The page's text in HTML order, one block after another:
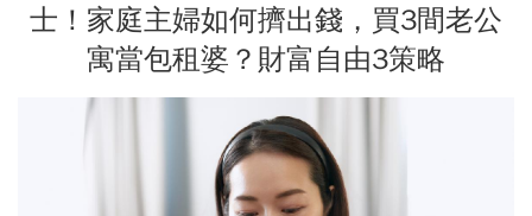
士！家庭主婦如何擠出錢，買3間老公
寓當包租婆？財富自由3策略